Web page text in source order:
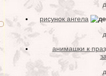
рисунок ангела
анимашки к